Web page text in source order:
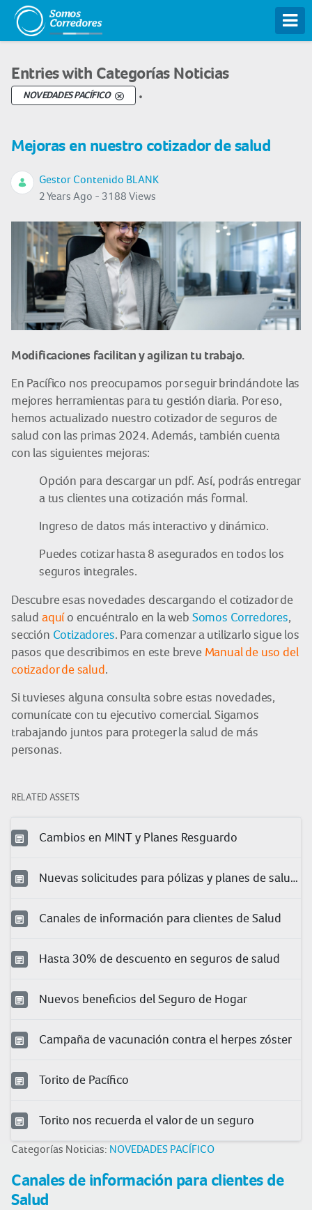
Entries with Categorías Noticias
NOVEDADES PACÍFICO .
Mejoras en nuestro cotizador de salud
Gestor Contenido BLANK
2 Years Ago - 3188 Views
Modificaciones facilitan y agilizan tu trabajo.
En Pacífico nos preocupamos por seguir brindándote las
mejores herramientas para tu gestión diaria. Por eso,
hemos actualizado nuestro cotizador de seguros de
salud con las primas 2024. Además, también cuenta
con las siguientes mejoras:
Opción para descargar un pdf. Así, podrás entregar
a tus clientes una cotización más formal.
Ingreso de datos más interactivo y dinámico.
Puedes cotizar hasta 8 asegurados en todos los
seguros integrales.
Descubre esas novedades descargando el cotizador de
salud aquí o encuéntralo en la web Somos Corredores,
sección Cotizadores. Para comenzar a utilizarlo sigue los
pasos que describimos en este breve Manual de uso del
cotizador de salud.
Si tuvieses alguna consulta sobre estas novedades,
comunícate con tu ejecutivo comercial. Sigamos
trabajando juntos para proteger la salud de más
personas.
RELATED ASSETS
Cambios en MINT y Planes Resguardo
Nuevas solicitudes para pólizas y planes de salud 2024
Canales de información para clientes de Salud
Hasta 30% de descuento en seguros de salud
Nuevos beneficios del Seguro de Hogar
Campaña de vacunación contra el herpes zóster
Torito de Pacífico
Torito nos recuerda el valor de un seguro
Categorías Noticias: NOVEDADES PACÍFICO
Canales de información para clientes de
Salud